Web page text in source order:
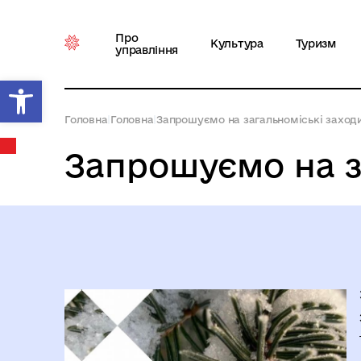
Відкрити Панель інструментів
Про
управління
Культура Туризм
Головна Головна Запрошуємо на загальноміські
Запрошуємо на